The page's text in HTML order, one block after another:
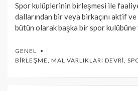
Spor kulüplerinin birleşmesi ile
dallarından bir veya birkaçını aktif
bütün olarak başka bir spor
GENEL
BIRLEŞME MAL VARLIKLARI DEVRI